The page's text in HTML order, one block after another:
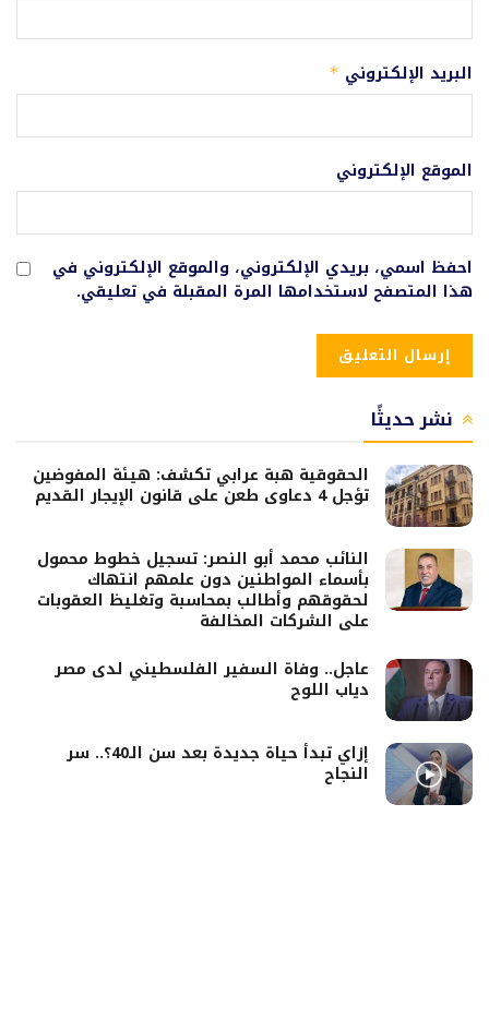
البريد الإلكتروني *
الموقع الإلكتروني
احفظ اسمي، بريدي الإلكتروني، والموقع الإلكتروني في
هذا المتصفح لاستخدامها المرة المقبلة في تعليقي.
نشر حديثًا
الحقوقية هبة عرابي تكشف: هيئة المفوضين
تؤجل 4 دعاوى طعن على قانون الإيجار القديم
النائب محمد أبو النصر: تسجيل خطوط محمول
بأسماء المواطنين دون علمهم انتهاك
لحقوقهم وأطالب بمحاسبة وتغليظ العقوبات
على الشركات المخالفة
عاجل.. وفاة السفير الفلسطيني لدى مصر
دياب اللوح
إزاي تبدأ حياة جديدة بعد سن الـ40؟.. سر
النجاح